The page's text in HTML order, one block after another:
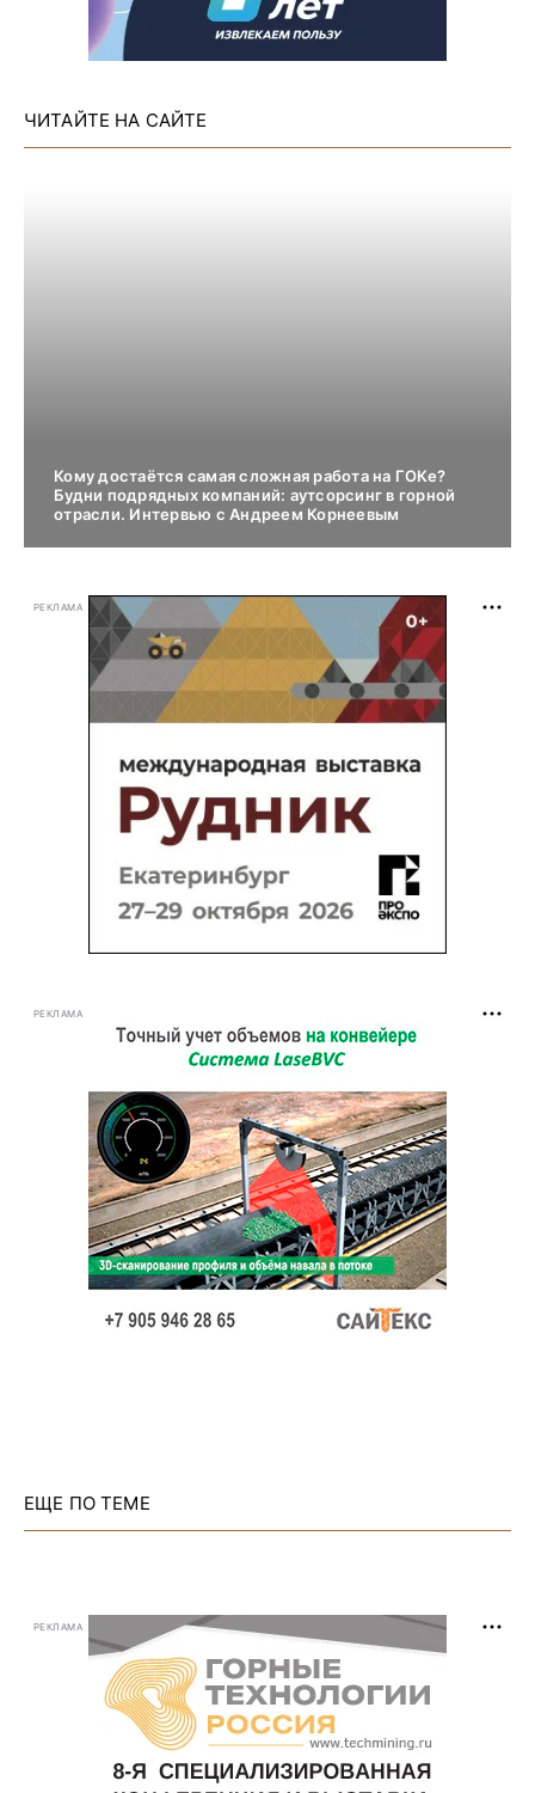
ЧИТАЙТЕ НА САЙТЕ
Кому достаётся самая сложная работа на ГОКе?
Будни подрядных компаний: аутсорсинг в горной
отрасли. Интервью с Андреем Корнеевым
РЕКЛАМА
РЕКЛАМА
ЕЩЕ ПО ТЕМЕ
РЕКЛАМА